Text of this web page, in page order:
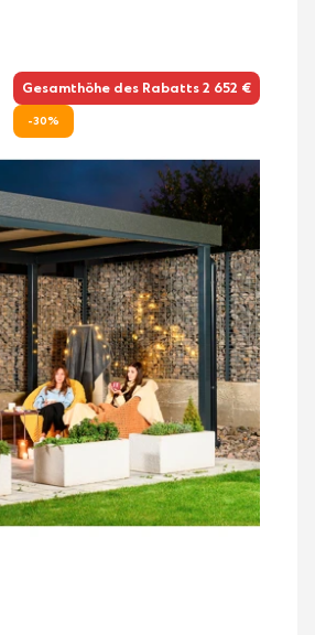
Gesamthöhe des Rabatts 2 652 €
-30%